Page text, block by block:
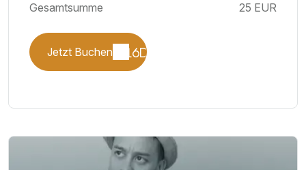
Gesamtsumme 25 EUR
Jetzt Buchen